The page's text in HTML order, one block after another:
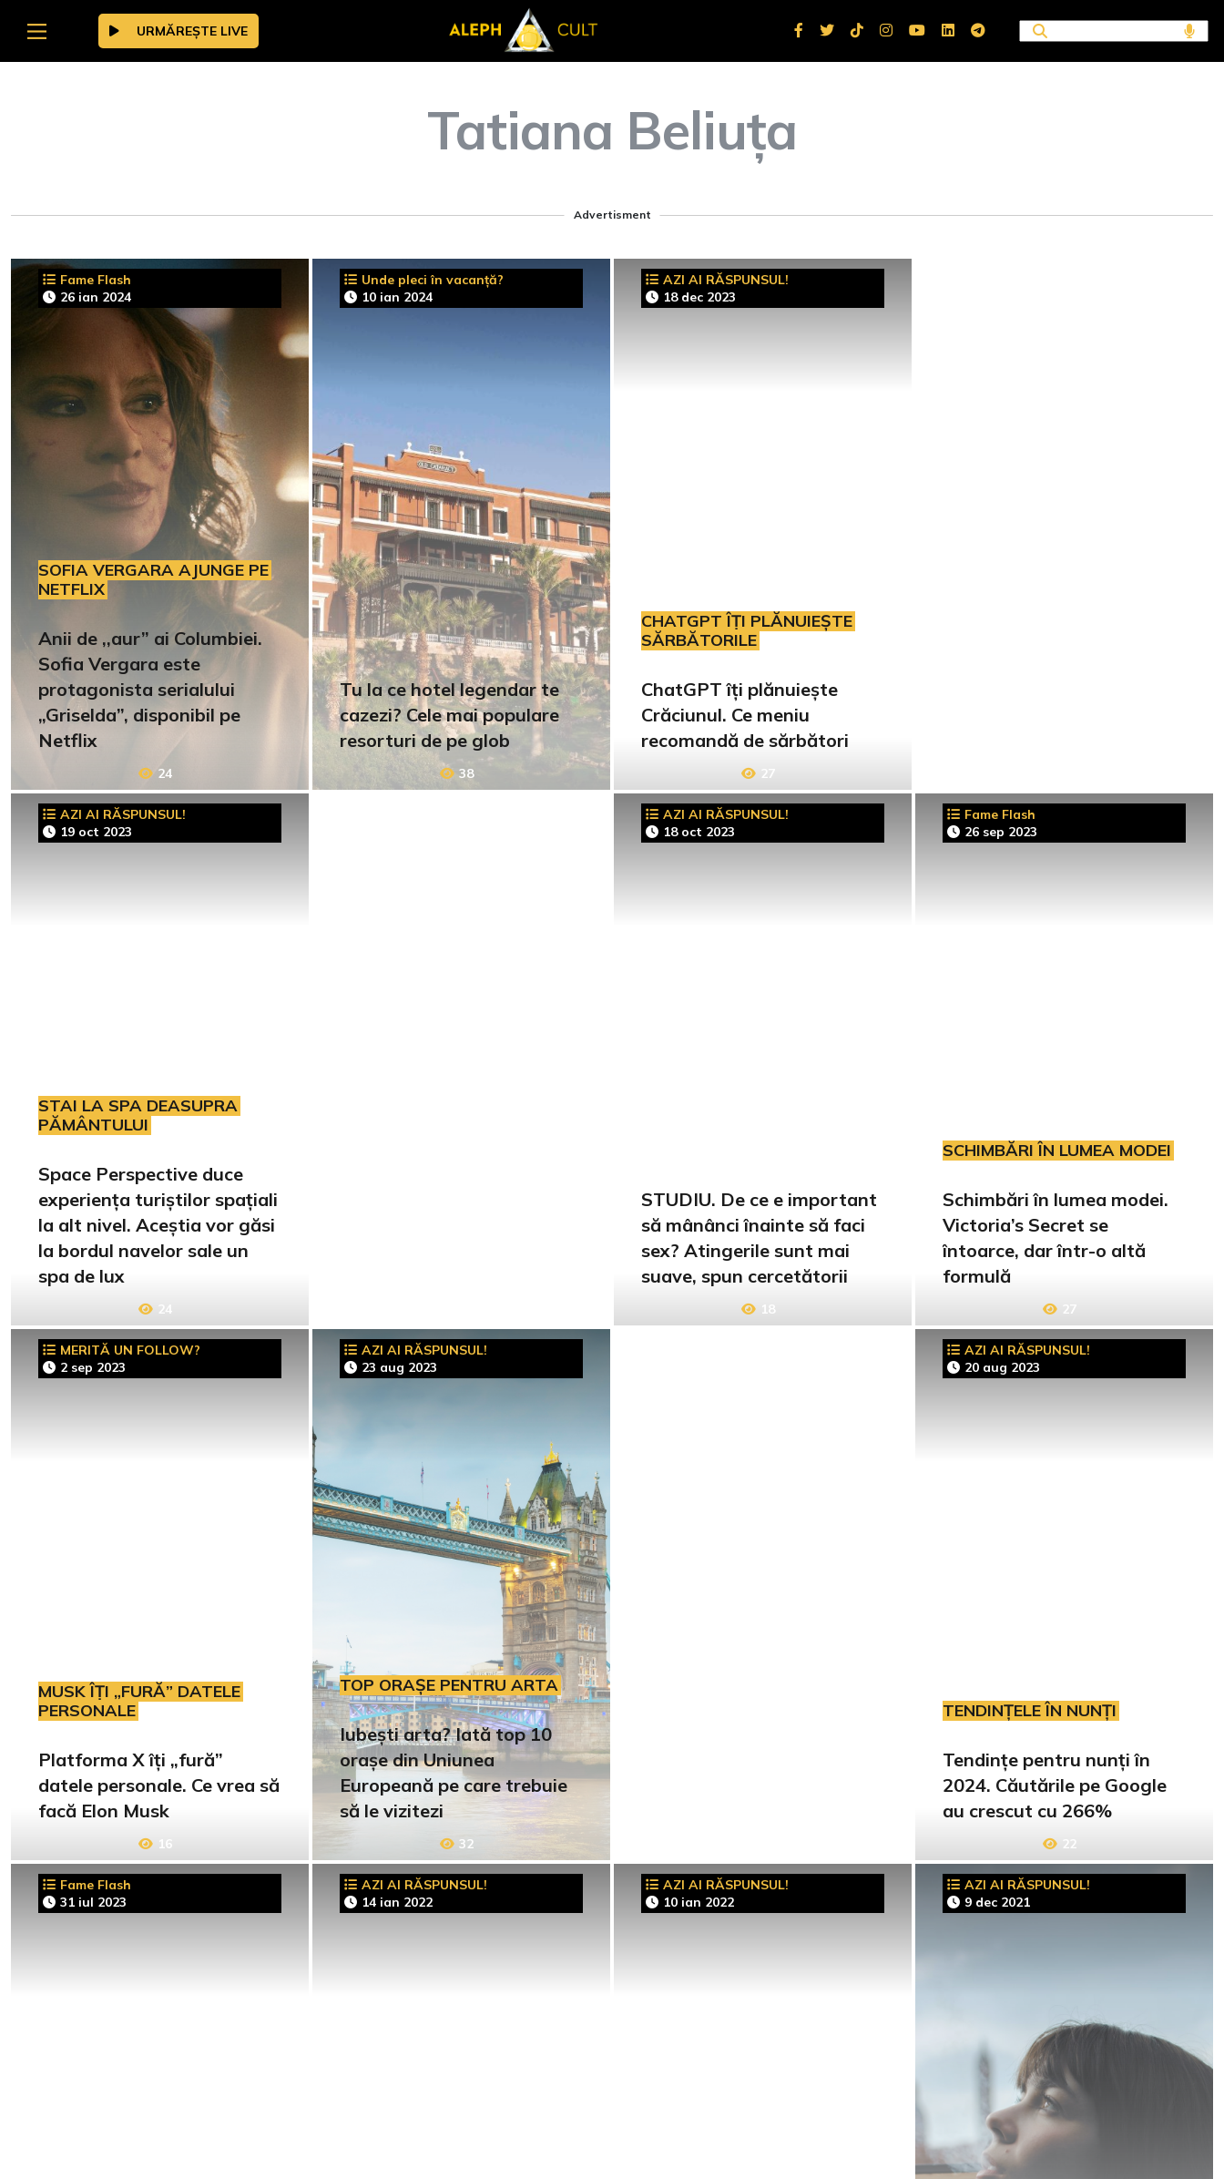
URMĂREȘTE LIVE
Tatiana Beliuța
Advertisment
Fame Flash
26 ian 2024
SOFIA VERGARA AJUNGE PE
NETFLIX
Anii de ,,aur” ai Columbiei.
Sofia Vergara este
protagonista serialului
„Griselda”, disponibil pe
Netflix
24
Unde pleci în vacanță?
10 ian 2024
Tu la ce hotel legendar te
cazezi? Cele mai populare
resorturi de pe glob
38
AZI AI RĂSPUNSUL!
18 dec 2023
CHATGPT ÎȚI PLĂNUIEȘTE
SĂRBĂTORILE
ChatGPT îți plănuiește
Crăciunul. Ce meniu
recomandă de sărbători
27
AZI AI RĂSPUNSUL!
19 oct 2023
STAI LA SPA DEASUPRA
PĂMÂNTULUI
Space Perspective duce
experiența turiștilor spațiali
la alt nivel. Aceștia vor găsi
la bordul navelor sale un
spa de lux
24
AZI AI RĂSPUNSUL!
18 oct 2023
STUDIU. De ce e important
să mânânci înainte să faci
sex? Atingerile sunt mai
suave, spun cercetătorii
18
Fame Flash
26 sep 2023
SCHIMBĂRI ÎN LUMEA MODEI
Schimbări în lumea modei.
Victoria’s Secret se
întoarce, dar într-o altă
formulă
27
MERITĂ UN FOLLOW?
2 sep 2023
MUSK ÎȚI „FURĂ” DATELE
PERSONALE
Platforma X îți „fură”
datele personale. Ce vrea să
facă Elon Musk
16
AZI AI RĂSPUNSUL!
23 aug 2023
TOP ORAȘE PENTRU ARTA
Iubești arta? Iată top 10
orașe din Uniunea
Europeană pe care trebuie
să le vizitezi
32
AZI AI RĂSPUNSUL!
20 aug 2023
TENDINȚELE ÎN NUNȚI
Tendințe pentru nunți în
2024. Căutările pe Google
au crescut cu 266%
22
Fame Flash
31 iul 2023
AZI AI RĂSPUNSUL!
14 ian 2022
AZI AI RĂSPUNSUL!
10 ian 2022
AZI AI RĂSPUNSUL!
9 dec 2021